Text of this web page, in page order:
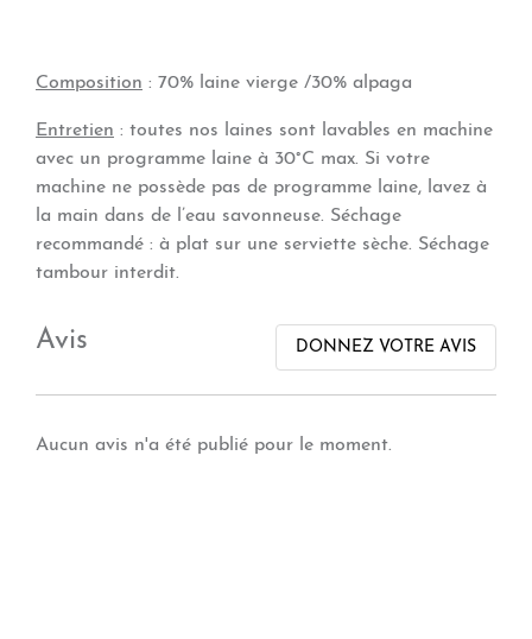
Composition : 70% laine vierge /30% alpaga
Entretien : toutes nos laines sont lavables en machine
avec un programme laine à 30°C max. Si votre
machine ne possède pas de programme laine, lavez à
la main dans de l’eau savonneuse. Séchage
recommandé : à plat sur une serviette sèche. Séchage
tambour interdit.
Avis DONNEZ VOTRE AVIS
Aucun avis n'a été publié pour le moment.